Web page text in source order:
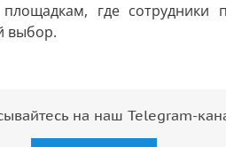
где сотрудники
выбор.
на наш Telegram-